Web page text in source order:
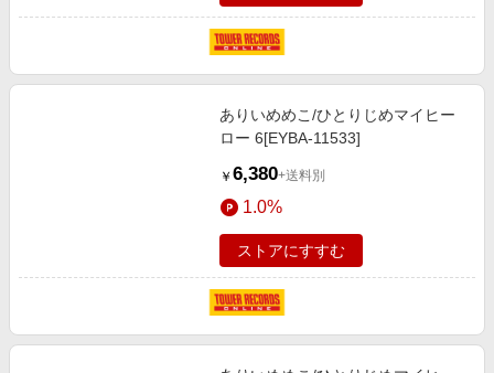
ありいめめこ/ひとりじめマイヒー
ロー 6[EYBA-11533]
￥ 6,380+送料別
1.0%
ストアにすすむ